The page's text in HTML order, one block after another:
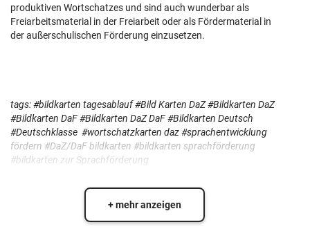
produktiven Wortschatzes und sind auch wunderbar als
Freiarbeitsmaterial in der Freiarbeit oder als Fördermaterial in
der außerschulischen Förderung einzusetzen.
tags: #bildkarten tagesablauf #Bild Karten DaZ #Bildkarten DaZ
#Bildkarten DaF #Bildkarten DaZ DaF #Bildkarten Deutsch
#Deutschklasse #wortschatzkarten daz #sprachentwicklung
fördern #DaZ/DaF bildkarten #bildkarten sprachförderung
#bildkarten zur Sprachförderung
+ mehr anzeigen